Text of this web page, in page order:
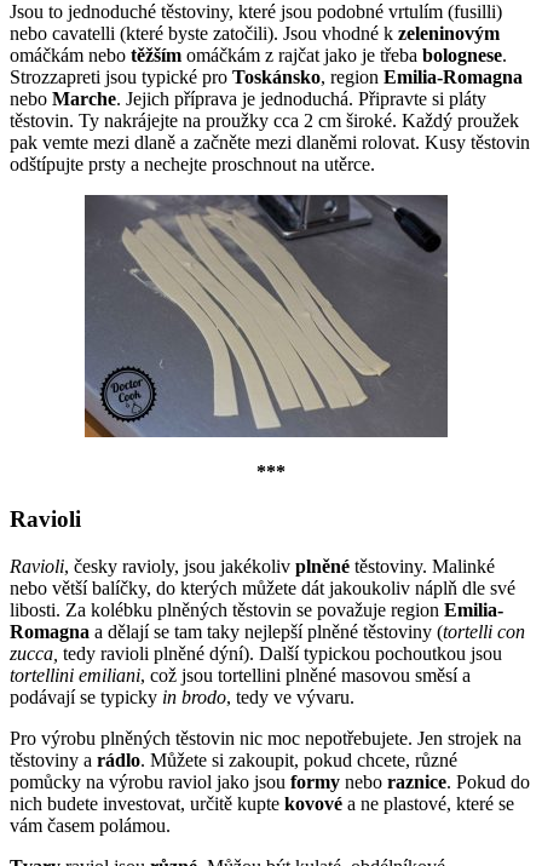
Jsou to jednoduché těstoviny, které jsou podobné vrtulím (fusilli)
nebo cavatelli (které byste zatočili). Jsou vhodné k zeleninovým
omáčkám nebo těžším omáčkám z rajčat jako je třeba bolognese.
Strozzapreti jsou typické pro Toskánsko, region Emilia-Romagna
nebo Marche. Jejich příprava je jednoduchá. Připravte si pláty
těstovin. Ty nakrájejte na proužky cca 2 cm široké. Každý proužek
pak vemte mezi dlaně a začněte mezi dlaněmi rolovat. Kusy těstovin
odštípujte prsty a nechejte proschnout na utěrce.
***
Ravioli
Ravioli, česky ravioly, jsou jakékoliv plněné těstoviny. Malinké
nebo větší balíčky, do kterých můžete dát jakoukoliv náplň dle své
libosti. Za kolébku plněných těstovin se považuje region Emilia-
Romagna a dělají se tam taky nejlepší plněné těstoviny (tortelli con
zucca, tedy ravioli plněné dýní). Další typickou pochoutkou jsou
tortellini emiliani, což jsou tortellini plněné masovou směsí a
podávají se typicky in brodo, tedy ve vývaru.
Pro výrobu plněných těstovin nic moc nepotřebujete. Jen strojek na
těstoviny a rádlo. Můžete si zakoupit, pokud chcete, různé
pomůcky na výrobu raviol jako jsou formy nebo raznice. Pokud do
nich budete investovat, určitě kupte kovové a ne plastové, které se
vám časem polámou.